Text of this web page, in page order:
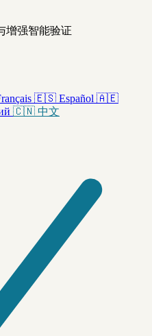
增强智能验证
🇪🇸 Español 🇦🇪
🇨🇳 中文